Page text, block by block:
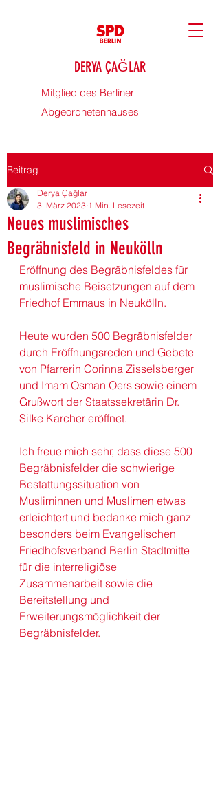
DERYA ÇAĞLAR
Mitglied des Berliner
Abgeordnetenhauses
Beitrag
Neues muslimisches
Begräbnisfeld in Neukölln
Derya Çağlar
3. März 2023 1 Min. Lesezeit
Eröffnung des Begräbnisfeldes für
muslimische Beisetzungen auf dem
Friedhof Emmaus in Neukölln.
Heute wurden 500 Begräbnisfelder
durch Eröffnungsreden und Gebete
von Pfarrerin Corinna Zisselsberger
und Imam Osman Oers sowie einem
Grußwort der Staatssekretärin Dr.
Silke Karcher eröffnet.
Ich freue mich sehr, dass diese 500
Begräbnisfelder die schwierige
Bestattungssituation von
Musliminnen und Muslimen etwas
erleichtert und bedanke mich ganz
besonders beim Evangelischen
Friedhofsverband Berlin Stadtmitte
für die interreligiöse
Zusammenarbeit sowie die
Bereitstellung und
Erweiterungsmöglichkeit der
Begräbnisfelder.